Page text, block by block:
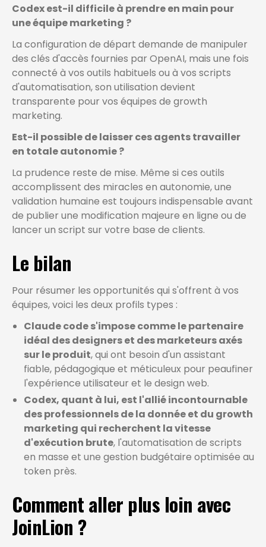
Codex est-il difficile à prendre en main pour
une équipe marketing ?
La configuration de départ demande de manipuler
des clés d'accès fournies par OpenAI, mais une fois
connecté à vos outils habituels ou à vos scripts
d'automatisation, son utilisation devient
transparente pour vos équipes de growth
marketing.
Est-il possible de laisser ces agents travailler
en totale autonomie ?
La prudence reste de mise. Même si ces outils
accomplissent des miracles en autonomie, une
validation humaine est toujours indispensable avant
de publier une modification majeure en ligne ou de
lancer un script sur votre base de clients.
Le bilan
Pour résumer les opportunités qui s'offrent à vos
équipes, voici les deux profils types :
Claude code s'impose comme le partenaire
idéal des designers et des marketeurs axés
sur le produit, qui ont besoin d'un assistant
fiable, pédagogique et méticuleux pour peaufiner
l'expérience utilisateur et le design web.
Codex, quant à lui, est l'allié incontournable
des professionnels de la donnée et du growth
marketing qui recherchent la vitesse
d'exécution brute, l'automatisation de scripts
en masse et une gestion budgétaire optimisée au
token près.
Comment aller plus loin avec
JoinLion ?